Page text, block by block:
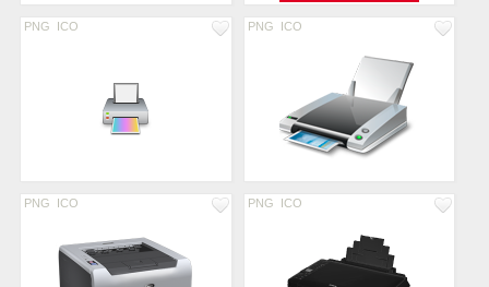
PNG ICO PNG ICO
PNG ICO PNG ICO